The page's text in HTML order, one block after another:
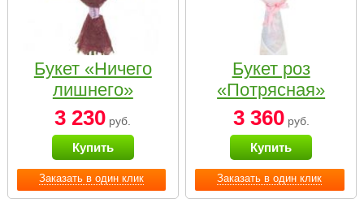
Заказать в один клик
Букет «Ничего
лишнего»
3 230 руб.
Купить
Заказать в один клик
Букет роз
«Потрясная»
3 360руб.
Купить